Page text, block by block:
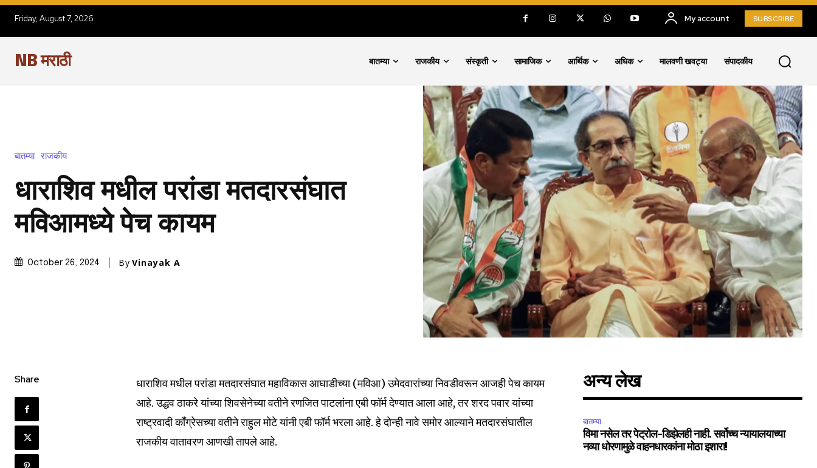
SUBSCRIBERS and be part
of the conversation.
To subscribe, simply enter your email address on our website or click
the subscribe button below. Don't worry, we respect your privacy and
SUBSCRIBE
Privacy Policy.
Friday, August 7, 2026 My account SUBSCRIBE
NB मराठी बातम्या राजकीय संस्कृती सामाजिक आर्थिक अधिक मालवणी खवट्या संपादकीय
बातम्या राजकीय
धाराशिव मधील परांडा मतदारसंघात
मविआमध्ये पेच कायम
October 26, 2024 By Vinayak A
Share
धाराशिव मधील परांडा मतदारसंघात महाविकास आघाडीच्या (मविआ) उमेदवारांच्या निवडीवरून आजही पेच कायम
आहे. उद्धव ठाकरे यांच्या शिवसेनेच्या वतीने रणजित पाटलांना एबी फॉर्म देण्यात आला आहे, तर शरद पवार यांच्या
राष्ट्रवादी कॉंग्रेसच्या वतीने राहुल मोटे यांनी एबी फॉर्म भरला आहे. हे दोन्ही नावे समोर आल्याने मतदारसंघातील
राजकीय वातावरण आणखी तापले आहे.
अन्य लेख
बातम्या
विमा नसेल तर पेट्रोल-डिझेलही नाही. सर्वोच्च न्यायालयाच्या
नव्या धोरणामुळे वाहनधारकांना मोठा इशारा!